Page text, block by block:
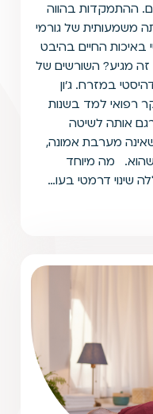
ההתמקדות בהווה
משמעותית של גורמי
החיים בהיבט
מגיע? השורשים של
במזרח. ג׳ון
רפואי למד בשנות
אותה לשיטה
מערבת אמונה,
מה מיוחד
שינוי דרמטי בעו…